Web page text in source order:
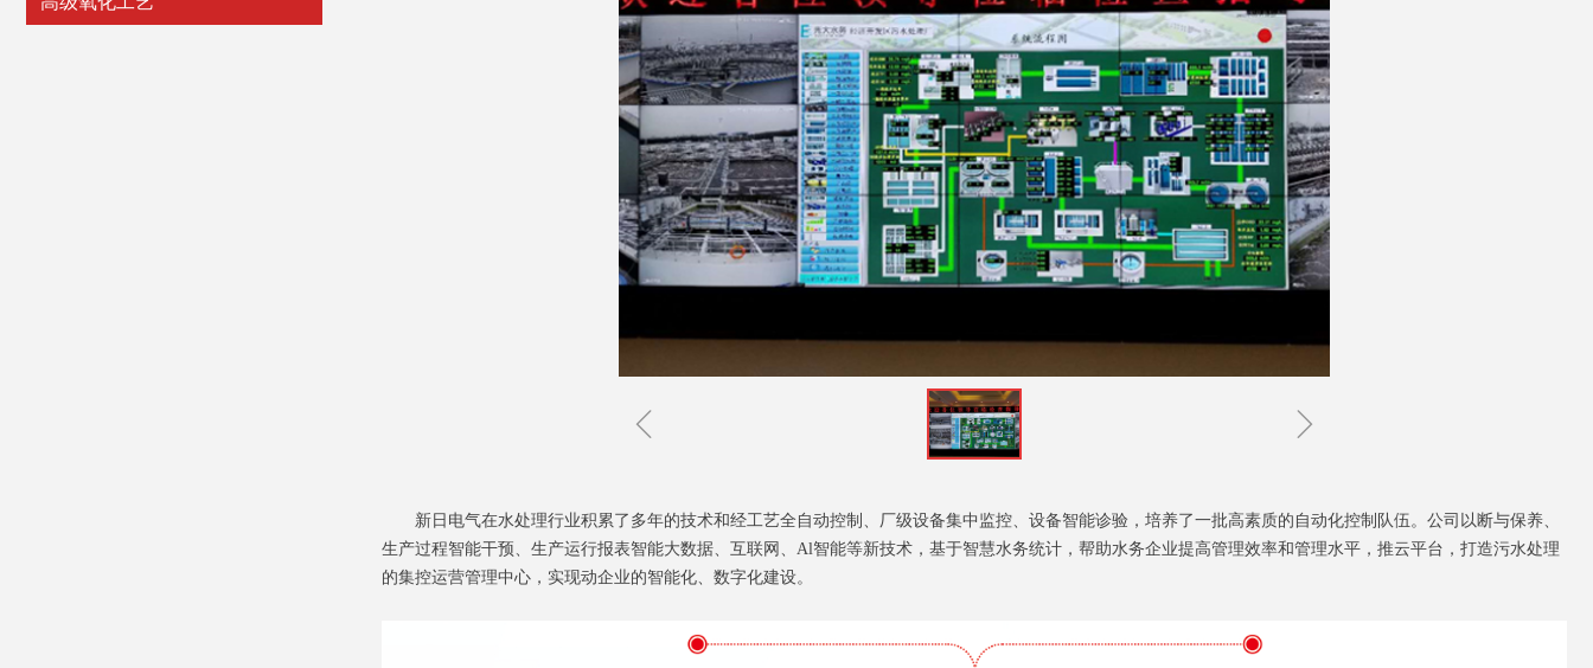
ꁆ ꁇ
新日电气在水处理行业积累了多年的技术和经工艺全自动控制、厂级设备集中监控、设备智能诊验，培养了一批高素质的自动化控制队伍。公司以断与保养、
生产过程智能干预、生产运行报表智能大数据、互联网、Al智能等新技术，基于智慧水务统计，帮助水务企业提高管理效率和管理水平，推云平台，打造污水处理
的集控运营管理中心，实现动企业的智能化、数字化建设。